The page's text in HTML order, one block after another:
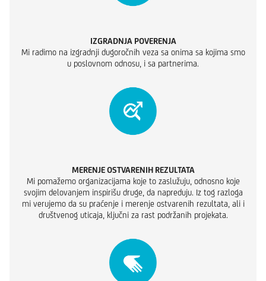
IZGRADNJA POVERENJA
Mi radimo na izgradnji dugoročnih veza sa onima sa kojima smo
u poslovnom odnosu, i sa partnerima.
MERENJE OSTVARENIH REZULTATA
Mi pomažemo organizacijama koje to zaslužuju, odnosno koje
svojim delovanjem inspirišu druge, da napreduju. Iz tog razloga
mi verujemo da su praćenje i merenje ostvarenih rezultata, ali i
društvenog uticaja, ključni za rast podržanih projekata.